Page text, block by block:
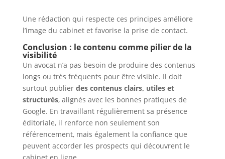
Une rédaction qui respecte ces principes améliore
l’image du cabinet et favorise la prise de contact.
Conclusion : le contenu comme pilier de la
visibilité
Un avocat n’a pas besoin de produire des contenus
longs ou très fréquents pour être visible. Il doit
surtout publier des contenus clairs, utiles et
structurés, alignés avec les bonnes pratiques de
Google. En travaillant régulièrement sa présence
éditoriale, il renforce non seulement son
référencement, mais également la confiance que
peuvent accorder les prospects qui découvrent le